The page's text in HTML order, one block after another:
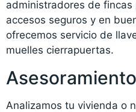
administradores de fincas
accesos seguros y en
ofrecemos servicio de
muelles cierrapuertas.
Analizamos tu vivienda o